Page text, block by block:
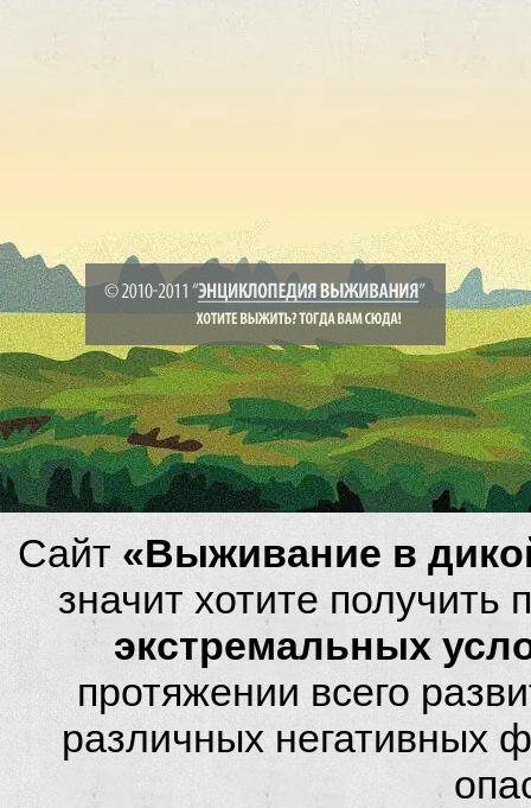
Сайт «Выживание в
значит хотите
экстремальных
протяжении всего
различных негативных